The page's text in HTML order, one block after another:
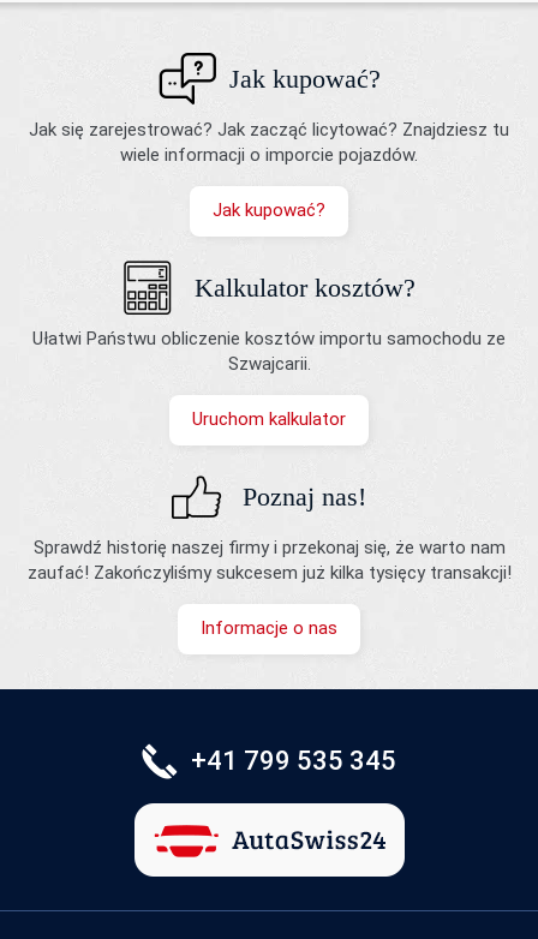
Jak kupować?
Jak się zarejestrować? Jak zacząć licytować? Znajdziesz tu
wiele informacji o imporcie pojazdów.
Jak kupować?
Kalkulator kosztów?
Ułatwi Państwu obliczenie kosztów importu samochodu ze
Szwajcarii.
Uruchom kalkulator
Poznaj nas!
Sprawdź historię naszej firmy i przekonaj się, że warto nam
zaufać! Zakończyliśmy sukcesem już kilka tysięcy transakcji!
Informacje o nas
+41 799 535 345